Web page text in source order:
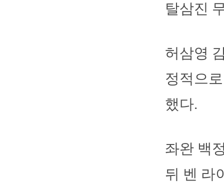
탈삼진
허삼영
정적으
했다.
좌완 백
뒤 벤 라